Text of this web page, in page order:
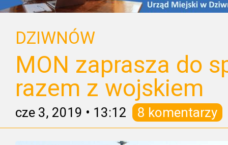
DZIWNÓW
MON zaprasza do
razem z wojskiem
cze 3, 2019 • 13:12 8 komentarzy